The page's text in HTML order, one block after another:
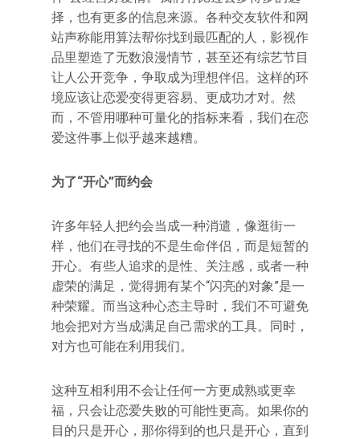
择，也有更多的信息来源。各种交友软件和网
站声称能用算法帮你找到最匹配的人，影视作
品里塑造了无数浪漫情节，甚至还有综艺节目
让人公开竞争，争取成为理想伴侣。这样的环
境应该让恋爱变得更容易、更成功才对。然
而，不管用哪种可量化的指标来看，我们在恋
爱这件事上似乎越来越糟。
为了“开心”而约会
许多年轻人把约会当成一种消遣，像逛街一
样，他们在寻找的不是生命伴侣，而是短暂的
开心。有些人追求的是性、关注感，或者一种
虚荣的满足，觉得拥有某个“闪亮的对象”是一
种荣耀。而当这种心态主导时，我们不可避免
地会把对方当成满足自己需求的工具。同时，
对方也可能在利用我们。
这种互相利用不会让任何一方更成熟或更幸
福，只会让恋爱失败的可能性更高。如果你的
目的只是开心，那你得到的也只是开心，直到